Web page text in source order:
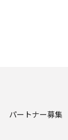
パートナー募集